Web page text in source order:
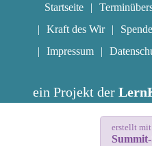
Startseite
Kraft des Wir
Impressum
ein Projekt der
erstellt mit